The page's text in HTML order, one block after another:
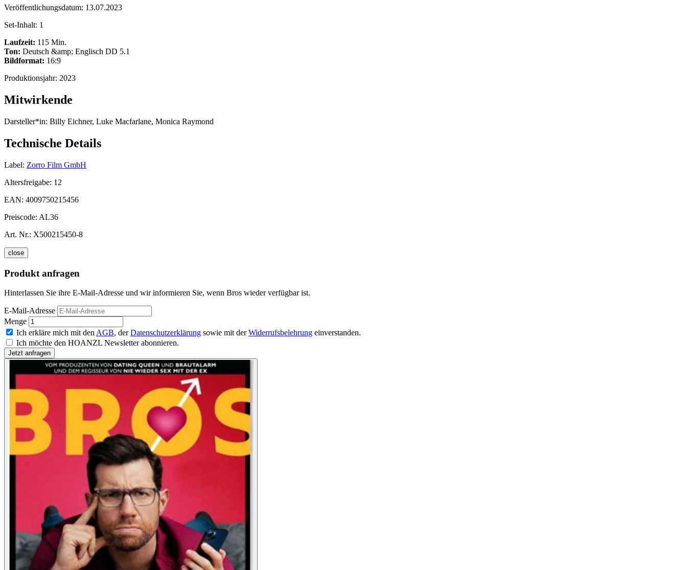
Veröffentlichungsdatum: 13.07.2023
Set-Inhalt: 1
Laufzeit: 115 Min.
Ton: Deutsch &amp; Englisch DD 5.1
Bildformat: 16:9
Produktionsjahr: 2023
Mitwirkende
Darsteller*in: Billy Eichner, Luke Macfarlane, Monica Raymond
Technische Details
Label: Zorro Film GmbH
Altersfreigabe: 12
EAN: 4009750215456
Preiscode: AL36
Art. Nr.: X500215450-8
close
Produkt anfragen
Hinterlassen Sie ihre E-Mail-Adresse und wir informieren Sie, wenn Bros wieder verfügbar ist.
E-Mail-Adresse
Menge
Ich erkläre mich mit den AGB, derDatenschutzerklärung sowie mit derWiderrufsbelehrung einverstanden.
Ich möchte den HOANZL Newsletter abonnieren.